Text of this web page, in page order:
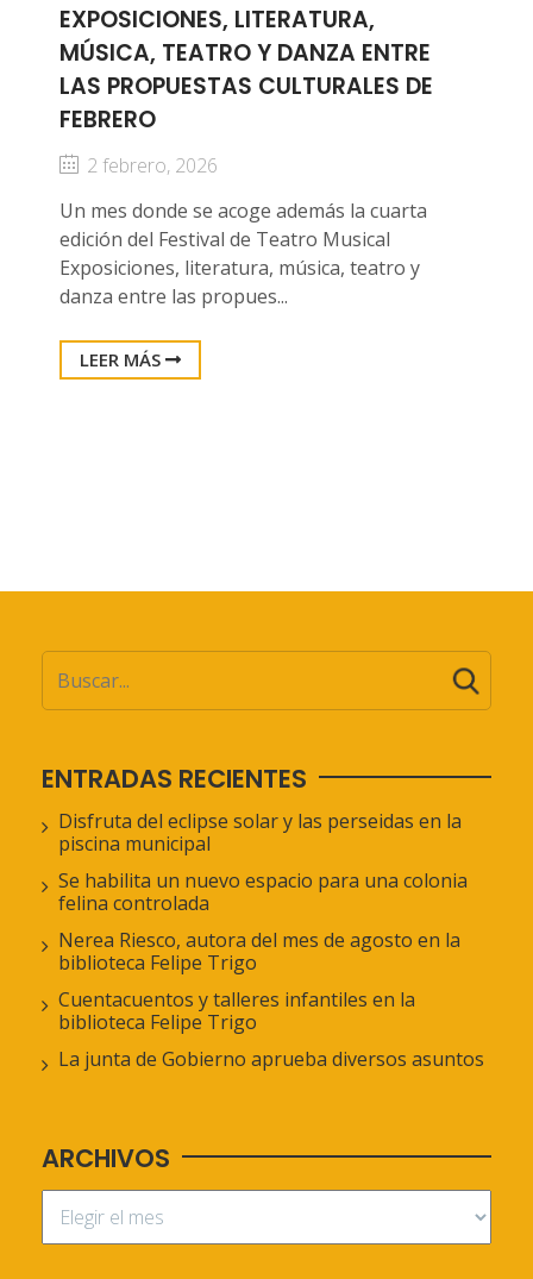
EXPOSICIONES, LITERATURA,
MÚSICA, TEATRO Y DANZA ENTRE
LAS PROPUESTAS CULTURALES DE
FEBRERO
2 febrero, 2026
Un mes donde se acoge además la cuarta
edición del Festival de Teatro Musical
Exposiciones, literatura, música, teatro y
danza entre las propues...
LEER MÁS
ENTRADAS RECIENTES
Disfruta del eclipse solar y las perseidas en la
piscina municipal
Se habilita un nuevo espacio para una colonia
felina controlada
Nerea Riesco, autora del mes de agosto en la
biblioteca Felipe Trigo
Cuentacuentos y talleres infantiles en la
biblioteca Felipe Trigo
La junta de Gobierno aprueba diversos asuntos
ARCHIVOS